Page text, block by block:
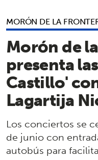
MORÓN DE LA
Morón de
presenta
Castillo'
Lagartija
Los conciertos se
de junio con
autobús para